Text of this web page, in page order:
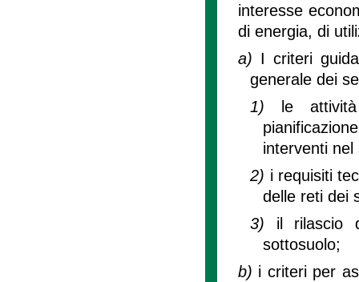
interesse
di energia, di
a) I criteri
generale dei
1)
le
interventi nel
2) i requisiti
delle reti dei
3) il rilascio
sottosuolo;
b) i criteri per